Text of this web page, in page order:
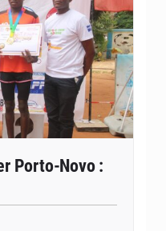
Porto-Novo :